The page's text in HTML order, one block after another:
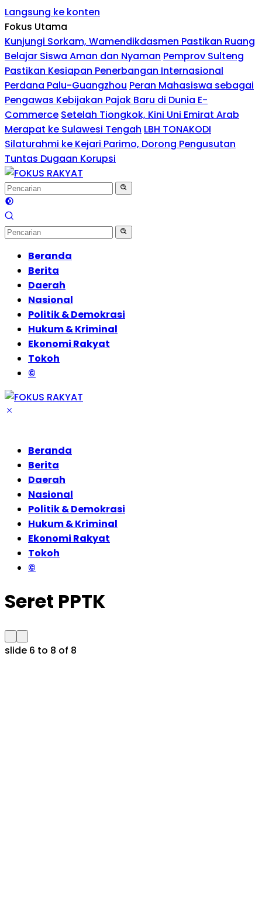
Langsung ke konten
Fokus Utama
Kunjungi Sorkam, Wamendikdasmen Pastikan Ruang
Belajar Siswa Aman dan Nyaman Pemprov Sulteng
Pastikan Kesiapan Penerbangan Internasional
Perdana Palu-Guangzhou Peran Mahasiswa sebagai
Pengawas Kebijakan Pajak Baru di Dunia E-
Commerce Setelah Tiongkok, Kini Uni Emirat Arab
Merapat ke Sulawesi Tengah LBH TONAKODI
Silaturahmi ke Kejari Parimo, Dorong Pengusutan
Tuntas Dugaan Korupsi
Beranda
Berita
Daerah
Nasional
Politik & Demokrasi
Hukum & Kriminal
Ekonomi Rakyat
Tokoh
©
Beranda
Berita
Daerah
Nasional
Politik & Demokrasi
Hukum & Kriminal
Ekonomi Rakyat
Tokoh
©
Seret PPTK
slide 6 to 8 of 8